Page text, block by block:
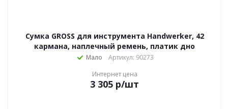
Сумка GROSS для инструмента Handwerker, 42
кармана, наплечный ремень, платик дно
Мало
Артикул: 90273
Интернет цена
3 305 р/шт